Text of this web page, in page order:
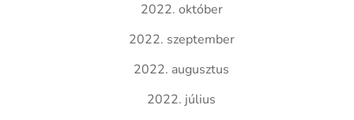
2022. október
2022. szeptember
2022. augusztus
2022. július